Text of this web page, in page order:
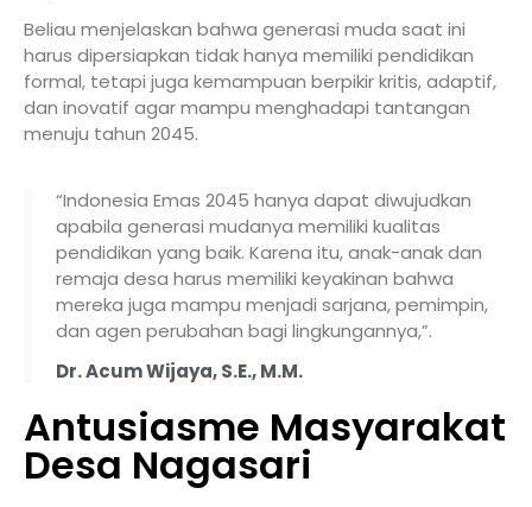
Beliau menjelaskan bahwa generasi muda saat ini
harus dipersiapkan tidak hanya memiliki pendidikan
formal, tetapi juga kemampuan berpikir kritis, adaptif,
dan inovatif agar mampu menghadapi tantangan
menuju tahun 2045.
“Indonesia Emas 2045 hanya dapat diwujudkan
apabila generasi mudanya memiliki kualitas
pendidikan yang baik. Karena itu, anak-anak dan
remaja desa harus memiliki keyakinan bahwa
mereka juga mampu menjadi sarjana, pemimpin,
dan agen perubahan bagi lingkungannya,”.
Dr. Acum Wijaya, S.E., M.M.
Antusiasme Masyarakat
Desa Nagasari